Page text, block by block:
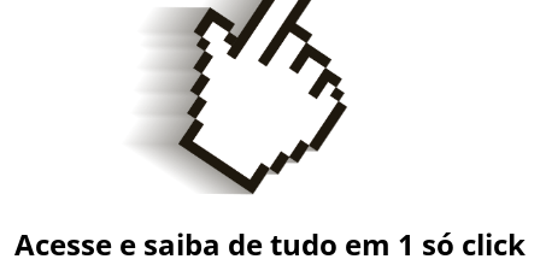
Acesse e saiba de tudo em 1 só click